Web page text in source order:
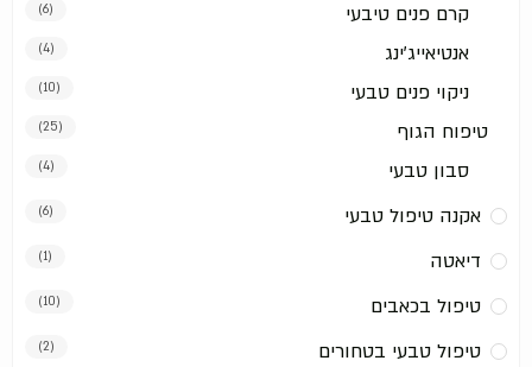
קרם פנים טיבעי (6)
אנטיאייג'ינג (4)
ניקוי פנים טבעי (10)
טיפוח הגוף (25)
סבון טבעי (4)
אקנה טיפול טבעי (6)
דיאטה (1)
טיפול בכאבים (10)
טיפול טבעי בטחורים (2)